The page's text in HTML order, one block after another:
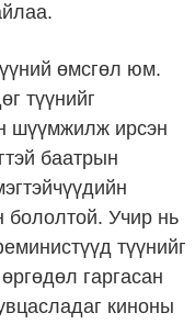
өмсгөл юм.
түүнийг
шүүмжилж ирсэн
баатрын
бололтой. Учир нь
түүнийг
гаргасан
киноны